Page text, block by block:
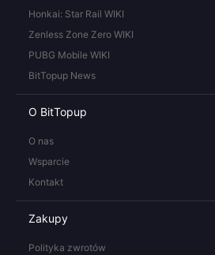
Honkai: Star Rail WIKI
Zenless Zone Zero WIKI
PUBG Mobile WIKI
BitTopup News
O BitTopup
O nas
Wsparcie
Kontakt
Zakupy
Polityka zwrotów